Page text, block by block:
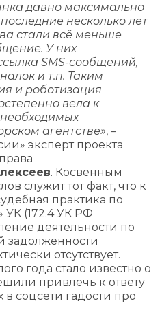
давно максимально
несколько лет
стали всё меньше
У них
SMS-сообщений,
и т.п. Таким
и роботизация
вела к
агентстве», –
эксперт проекта
. Косвенным
служит тот факт, что к
практика по
УК (172.4 УК РФ
деятельности по
задолженности
отсутствует.
года стало известно о
привлечь к ответу
соцсети гадости про